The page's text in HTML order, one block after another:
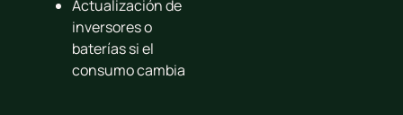
Actualización de
inversores o
baterías si el
consumo cambia